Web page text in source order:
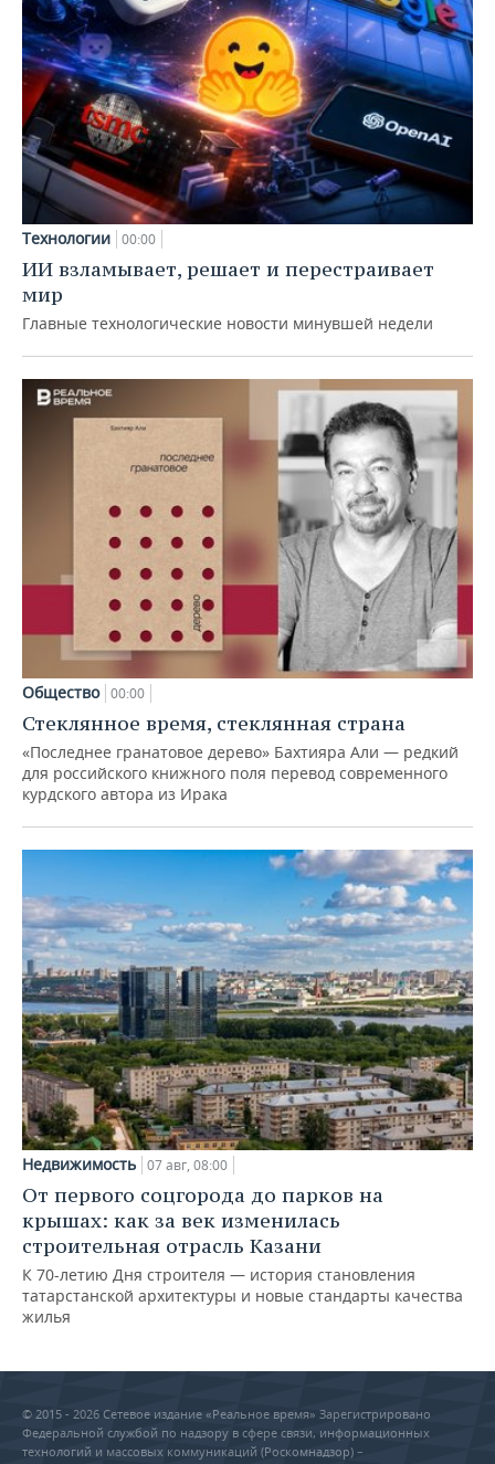
Технологии 00:00
ИИ взламывает, решает и перестраивает
мир
Главные технологические новости минувшей недели
Общество 00:00
Стеклянное время, стеклянная страна
«Последнее гранатовое дерево» Бахтияра Али — редкий
для российского книжного поля перевод современного
курдского автора из Ирака
Недвижимость 07 авг, 08:00
От первого соцгорода до парков на
крышах: как за век изменилась
строительная отрасль Казани
К 70-летию Дня строителя — история становления
татарстанской архитектуры и новые стандарты качества
жилья
© 2015 - 2026 Сетевое издание «Реальное время» Зарегистрировано
Федеральной службой по надзору в сфере связи, информационных
технологий и массовых коммуникаций (Роскомнадзор) –